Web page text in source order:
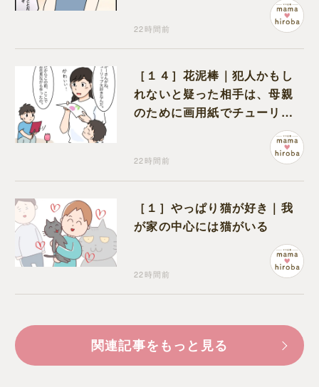
22時間前
［１４］花泥棒｜犯人かもし
れないと疑った相手は、母親
のために画用紙でチューリッ
プを作っていただけだった
22時間前
［１］やっぱり猫が好き｜我
が家の中心には猫がいる
22時間前
関連記事をもっと見る